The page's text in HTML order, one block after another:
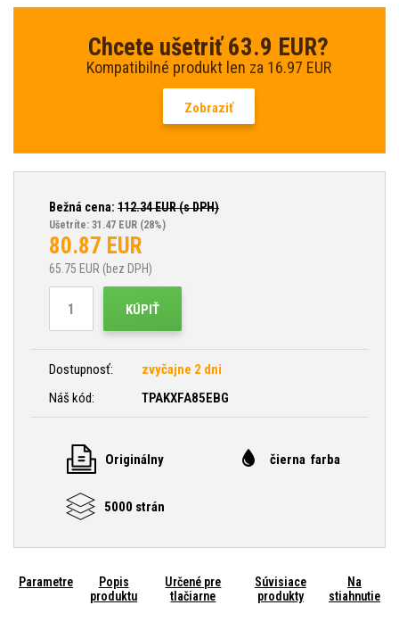
Chcete ušetriť 63.9 EUR?
Kompatibilné produkt len za 16.97 EUR
Zobraziť
Bežná cena: 112.34EUR (s DPH)
Ušetríte: 31.47 EUR (28%)
80.87 EUR
65.75 EUR (bez DPH)
KÚPIŤ
Dostupnosť:
zvyčajne 2 dni
Náš kód:
TPAKXFA85EBG
Originálny čierna farba
5000 strán
Parametre
Popis
produktu
Určené pre
tlačiarne
Súvisiace
produkty
Na
stiahnutie